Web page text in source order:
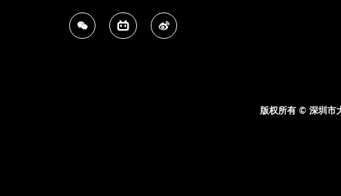
版权所有 © 深圳市